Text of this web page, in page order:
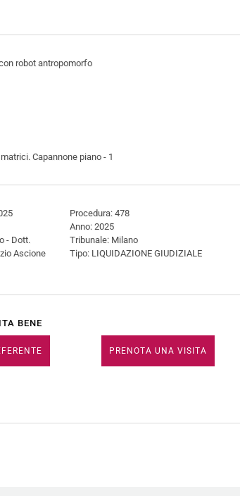
robot antropomorfo
Capannone piano - 1
- Dott.
Ascione
Procedura: 478
Anno: 2025
Tribunale: Milano
Tipo: LIQUIDAZIONE GIUDIZIALE
BENE
PRENOTA UNA VISITA